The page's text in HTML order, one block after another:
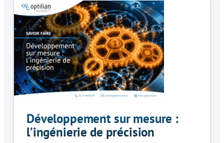
Développement sur mesure :
l’ingénierie de précision